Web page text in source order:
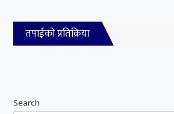
तपाईको प्रतिक्रिया
Search